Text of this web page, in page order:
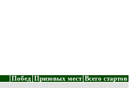
Побед Призовых мест Всего стартов